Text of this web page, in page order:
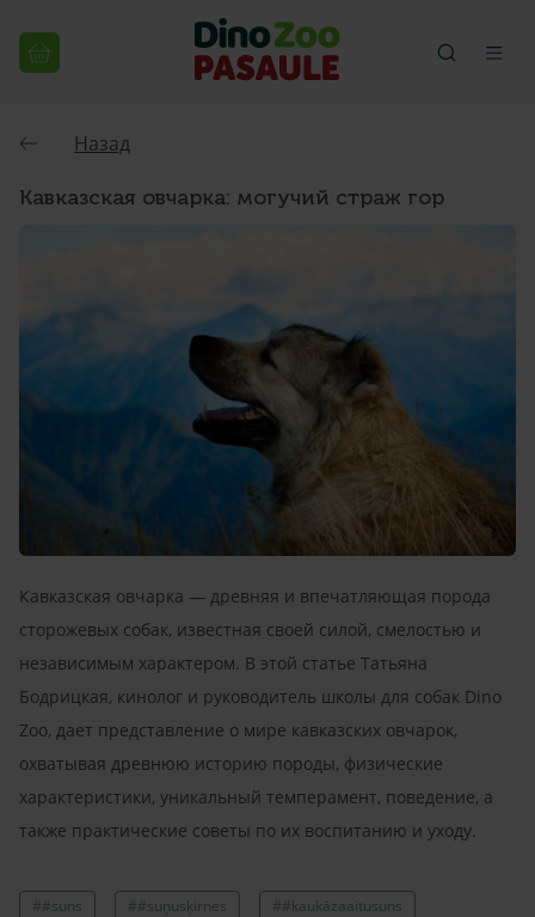
Назад
Кавказская овчарка: могучий страж гор
Кавказская овчарка — древняя и впечатляющая порода
сторожевых собак, известная своей силой, смелостью и
независимым характером. В этой статье Татьяна
Бодрицкая, кинолог и руководитель школы для собак Dino
Zoo, дает представление о мире кавказских овчарок,
охватывая древнюю историю породы, физические
характеристики, уникальный темперамент, поведение, а
также практические советы по их воспитанию и уходу.
##suns ##suņusķirnes ##kaukāzaaitusuns